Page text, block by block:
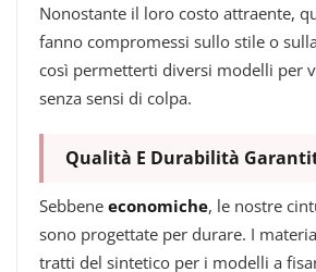
Nonostante il loro costo attraente,
fanno compromessi sullo stile o
così permetterti diversi modelli per
senza sensi di colpa.
Qualità E Durabilità
Sebbene economiche, le nostre
sono progettate per durare. I
tratti del sintetico per i modelli a